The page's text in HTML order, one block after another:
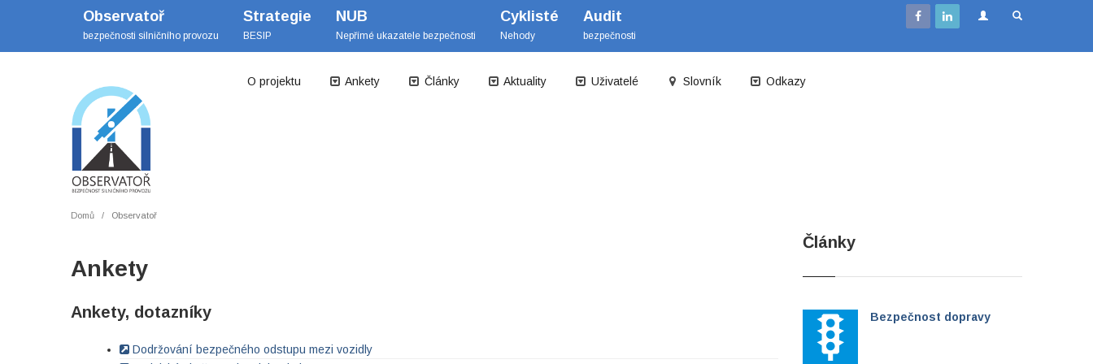
Observatoř
bezpečnosti silničního provozu
Strategie
BESIP
NUB
Nepřímé ukazatele bezpečnosti
Cyklisté
Nehody
Audit
bezpečnosti
O projektu Ankety Články Aktuality Uživatelé Slovník Odkazy
Domů Observatoř
Ankety
Ankety, dotazníky
Dodržování bezpečného odstupu mezi vozidly
Články
Bezpečnost dopravy